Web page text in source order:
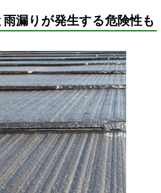
漏りが発生する危険性も